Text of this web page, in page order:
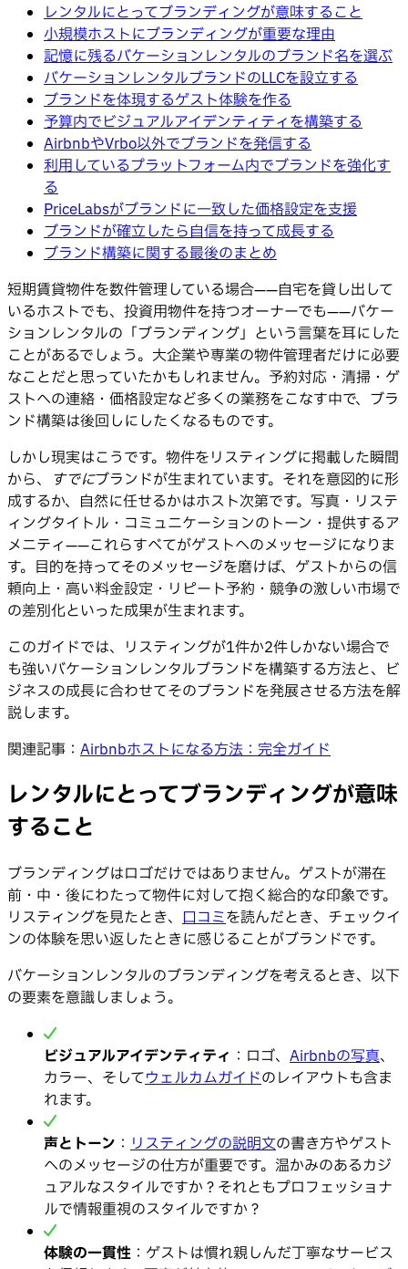
レンタルにとってブランディングが意味すること
小規模ホストにブランディングが重要な理由
記憶に残るバケーションレンタルのブランド名を選ぶ
バケーションレンタルブランドのLLCを設立する
ブランドを体現するゲスト体験を作る
予算内でビジュアルアイデンティティを構築する
AirbnbやVrbo以外でブランドを発信する
利用しているプラットフォーム内でブランドを強化す
る
PriceLabsがブランドに一致した価格設定を支援
ブランドが確立したら自信を持って成長する
ブランド構築に関する最後のまとめ
短期賃貸物件を数件管理している場合——自宅を貸し出して
いるホストでも、投資用物件を持つオーナーでも——バケー
ションレンタルの「ブランディング」という言葉を耳にした
ことがあるでしょう。大企業や専業の物件管理者だけに必要
なことだと思っていたかもしれません。予約対応・清掃・ゲ
ストへの連絡・価格設定など多くの業務をこなす中で、ブラ
ンド構築は後回しにしたくなるものです。
しかし現実はこうです。物件をリスティングに掲載した瞬間
から、 すでにブランドが生まれています。それを意図的に形
成するか、自然に任せるかはホスト次第です。写真・リステ
ィングタイトル・コミュニケーションのトーン・提供するア
メニティ——これらすべてがゲストへのメッセージになりま
す。目的を持ってそのメッセージを磨けば、ゲストからの信
頼向上・高い料金設定・リピート予約・競争の激しい市場で
の差別化といった成果が生まれます。
このガイドでは、リスティングが1件か2件しかない場合で
も強いバケーションレンタルブランドを構築する方法と、ビ
ジネスの成長に合わせてそのブランドを発展させる方法を解
説します。
関連記事： Airbnbホストになる方法：完全ガイド
レンタルにとってブランディングが意味
すること
ブランディングはロゴだけではありません。ゲストが滞在
前・中・後にわたって物件に対して抱く総合的な印象です。
リスティングを見たとき、 口コミを読んだとき、チェックイ
ンの体験を思い返したときに感じることがブランドです。
バケーションレンタルのブランディングを考えるとき、以下
の要素を意識しましょう。
ビジュアルアイデンティティ ：ロゴ、 Airbnbの写真、
カラー、そしてウェルカムガイドのレイアウトも含ま
れます。
声とトーン ： リスティングの説明文の書き方やゲスト
へのメッセージの仕方が重要です。温かみのあるカジ
ュアルなスタイルですか？それともプロフェッショナ
ルで情報重視のスタイルですか？
体験の一貫性 ：ゲストは慣れ親しんだ丁寧なサービス